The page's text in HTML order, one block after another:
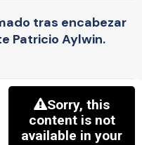
tras encabezar
Patricio Aylwin.